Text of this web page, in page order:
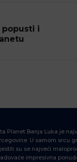
popusti i
Planet Banja Luka je
U samom srcu
su se najveći
impresivna